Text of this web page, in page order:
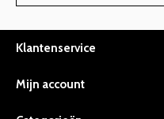
Klantenservice
Mijn account